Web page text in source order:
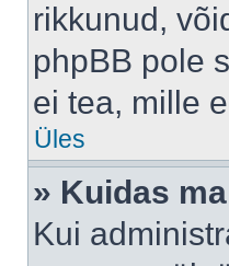
rikkunud,
phpBB pole
ei tea, mille
Üles
» Kuidas
Kui